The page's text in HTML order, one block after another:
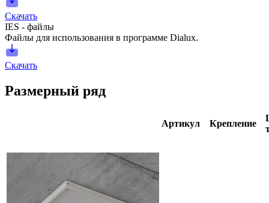
Скачать
IES - файлы
Файлы для использования в программе Dialux.
Скачать
Размерный ряд
Артикул Крепление